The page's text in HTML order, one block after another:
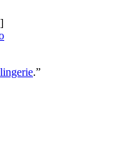
]
lingerie.”